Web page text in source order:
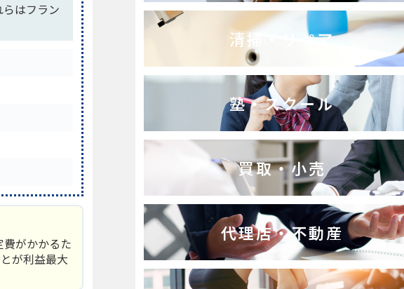
はフラン
がかかるた
が利益最大
清掃・リペア
塾・スクール
買取・小売
代理店・不動産